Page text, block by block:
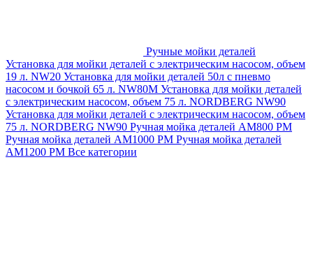
Ручные мойки деталей
Установка для мойки деталей с электрическим насосом, объем
19 л. NW20 Установка для мойки деталей 50л с пневмо
насосом и бочкой 65 л. NW80M Установка для мойки деталей
с электрическим насосом, объем 75 л. NORDBERG NW90
Установка для мойки деталей с электрическим насосом, объем
75 л. NORDBERG NW90 Ручная мойка деталей АМ800 РМ
Ручная мойка деталей АМ1000 РМ Ручная мойка деталей
АМ1200 РМ Все категории